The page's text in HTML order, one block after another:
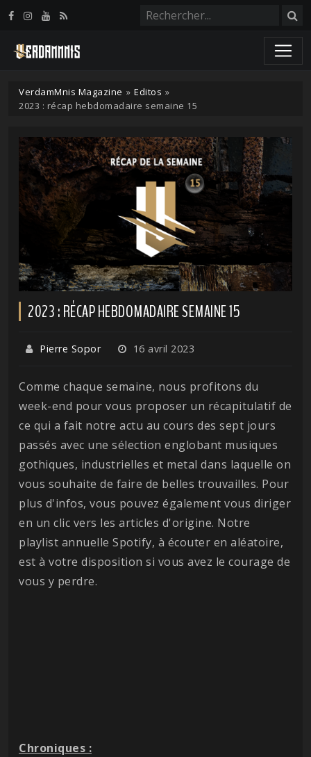
VerdamMnis Magazine » Editos »
2023 : récap hebdomadaire semaine 15
2023 : RÉCAP HEBDOMADAIRE SEMAINE 15
Pierre Sopor 16 avril 2023
Comme chaque semaine, nous profitons du
week-end pour vous proposer un récapitulatif de
ce qui a fait notre actu au cours des sept jours
passés avec une sélection englobant musiques
gothiques, industrielles et metal dans laquelle on
vous souhaite de faire de belles trouvailles. Pour
plus d'infos, vous pouvez également vous diriger
en un clic vers les articles d'origine. Notre
playlist annuelle Spotify, à écouter en aléatoire,
est à votre disposition si vous avez le courage de
vous y perdre.
Chroniques :
Panneau de gestion des cookies